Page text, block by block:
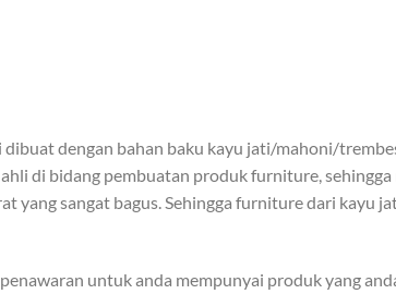
dibuat dengan bahan baku kayu jati/mahoni/
di bidang pembuatan produk furniture,
yang sangat bagus. Sehingga furniture dari kayu
untuk anda mempunyai produk yang